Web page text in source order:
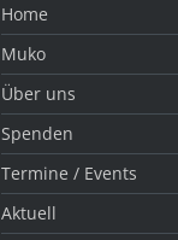
Home
Muko
Über uns
Spenden
Termine / Events
Aktuell